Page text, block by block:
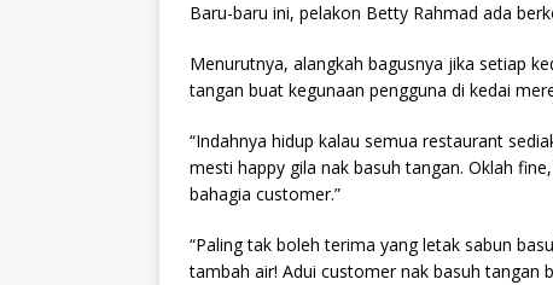
Baru-baru ini, pelakon Betty Rahmad ada
Menurutnya, alangkah bagusnya jika setiap
tangan buat kegunaan pengguna di kedai
“Indahnya hidup kalau semua restaurant
mesti happy gila nak basuh tangan. Oklah
bahagia customer.”
“Paling tak boleh terima yang letak sabun
tambah air! Adui customer nak basuh tangan